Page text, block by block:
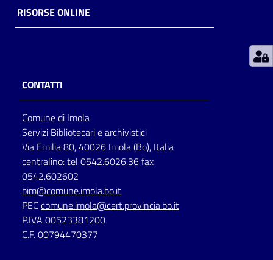
Decentrate
Seguici
su
RISORSE ONLINE
CONTATTI
Comune di Imola
Servizi Bibliotecari e archivistici
Via Emilia 80, 40026 Imola (Bo), Italia
centralino: tel 0542.6026.36 fax
0542.602602
bim@comune.imola.bo.it
PEC comune.imola@cert.provincia.bo.it
P.IVA 00523381200
C.F. 00794470377